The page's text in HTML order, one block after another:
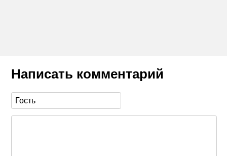
Написать комментарий